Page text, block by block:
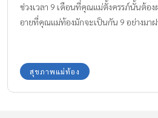
ช่วงเวลา 9 เดือนที่คุณแม่ตั้งครรภ์นั้นต้อง
อายที่คุณแม่ท้องมักจะเป็นกัน 9 อย่างมา
สุขภาพแม่ท้อง